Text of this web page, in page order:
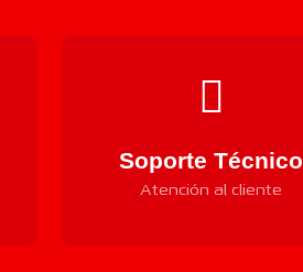
Soporte Técnico
Atención al cliente